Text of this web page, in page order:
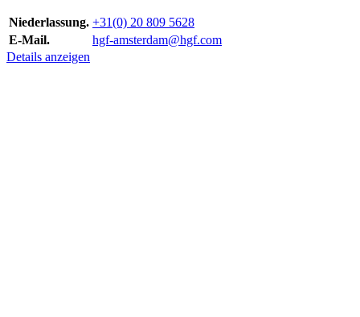
Niederlassung. +31(0) 20 809 5628
E-Mail.
hgf-amsterdam@hgf.com
Details anzeigen